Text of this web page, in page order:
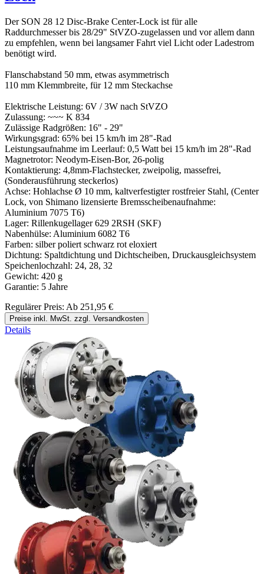
Der SON 28 12 Disc-Brake Center-Lock ist für alle
Raddurchmesser bis 28/29" StVZO-zugelassen und vor allem dann
zu empfehlen, wenn bei langsamer Fahrt viel Licht oder Ladestrom
benötigt wird.
Flanschabstand 50 mm, etwas asymmetrisch
110 mm Klemmbreite, für 12 mm Steckachse
Elektrische Leistung: 6V / 3W nach StVZO
Zulassung: ~~~ K 834
Zulässige Radgrößen: 16" - 29"
Wirkungsgrad: 65% bei 15 km/h im 28"-Rad
Leistungsaufnahme im Leerlauf: 0,5 Watt bei 15 km/h im 28"-Rad
Magnetrotor: Neodym-Eisen-Bor, 26-polig
Kontaktierung: 4,8mm-Flachstecker, zweipolig, massefrei,
(Sonderausführung steckerlos)
Achse: Hohlachse Ø 10 mm, kaltverfestigter rostfreier Stahl, (Center
Lock, von Shimano lizensierte Bremsscheibenaufnahme:
Aluminium 7075 T6)
Lager: Rillenkugellager 629 2RSH (SKF)
Nabenhülse: Aluminium 6082 T6
Farben: silber poliert schwarz rot eloxiert
Dichtung: Spaltdichtung und Dichtscheiben, Druckausgleichsystem
Speichenlochzahl: 24, 28, 32
Gewicht: 420 g
Garantie: 5 Jahre
Regulärer Preis: Ab 251,95 €
Preise inkl. MwSt. zzgl. Versandkosten
Details